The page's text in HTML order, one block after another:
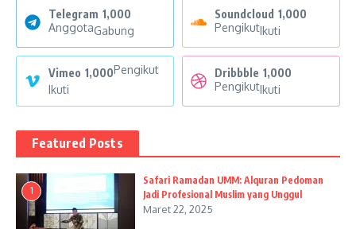
Telegram 1,000
AnggotaGabung
Soundcloud 1,000
PengikutIkuti
Vimeo 1,000Pengikut
Ikuti
Dribbble 1,000
PengikutIkuti
Featured Posts
1
Safari Ramadan UMM: Alquran Pedoman
Jadi Profesional Muslim yang Unggul
Maret 22, 2025